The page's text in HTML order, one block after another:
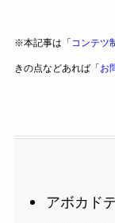
※本記事は「 コンテツ
きの点などあれば「お
アボカド